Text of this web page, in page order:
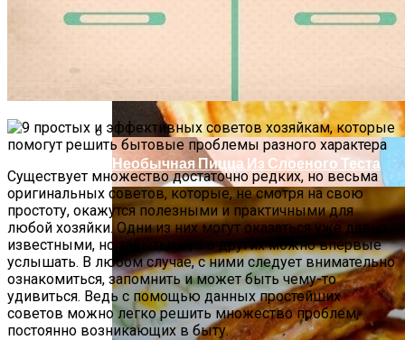
Как Повторно Использовать Воду
Стильный Маникюр В Клетку
Необычная Пицца Из Слоеного Теста
Существует множество достаточно редких, но весьма
оригинальных советов, которые, не смотря на свою
простоту, окажутся полезными и практичными для
любой хозяйки. Одни из них могут оказаться уже давно
известными, но забытыми, а о других можно впервые
услышать. В любом случае, с ними следует внимательно
ознакомиться, запомнить и может быть чему-то
удивиться. Ведь с помощью данных простейших
советов можно легко решить множество проблем,
постоянно возникающих в быту.